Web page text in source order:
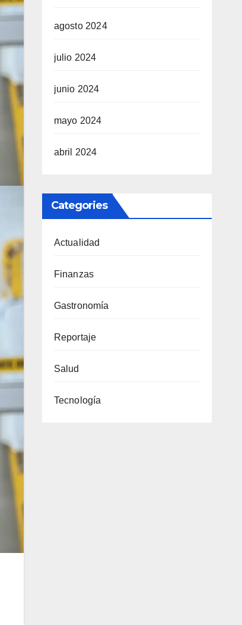
agosto 2024
julio 2024
junio 2024
mayo 2024
abril 2024
Categories
Actualidad
Finanzas
Gastronomía
Reportaje
Salud
Tecnología